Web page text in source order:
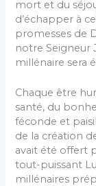
mort et du
d’échapper à
promesses de
notre Seigneur
millénaire sera
Chaque être
santé, du
féconde et
de la création
avait été offert
tout-puissant
millénaires